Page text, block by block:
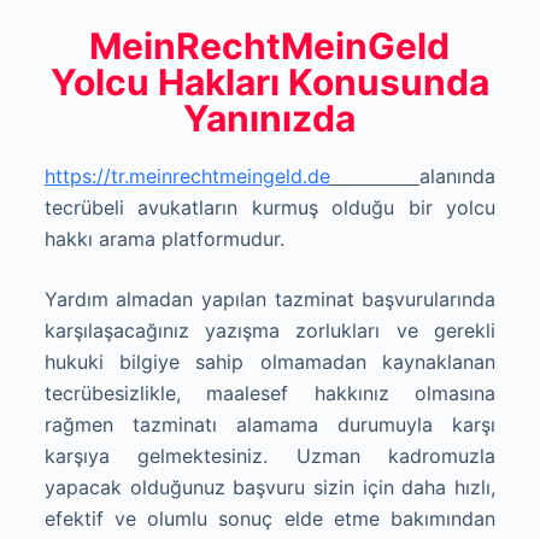
MeinRechtMeinGeld
Yolcu Hakları Konusunda
Yanınızda
https://tr.meinrechtmeingeld.de
alanında
tecrübeli avukatların kurmuş olduğu bir yolcu
hakkı arama platformudur.
Yardım almadan yapılan tazminat başvurularında
karşılaşacağınız yazışma zorlukları ve gerekli
hukuki bilgiye sahip olmamadan kaynaklanan
tecrübesizlikle, maalesef hakkınız olmasına
rağmen tazminatı alamama durumuyla karşı
karşıya gelmektesiniz. Uzman kadromuzla
yapacak olduğunuz başvuru sizin için daha hızlı,
efektif ve olumlu sonuç elde etme bakımından